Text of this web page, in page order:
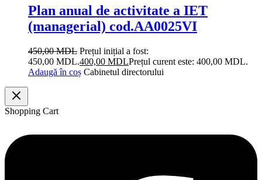
Plan anual de activitate a IET
(managerial) cod.AA0025VI
450,00MDL Prețul inițial a fost:
450,00 MDL.400,00 MDLPrețul curent este: 400,00 MDL.
Adaugă în coș Cabinetul directorului
Shopping Cart